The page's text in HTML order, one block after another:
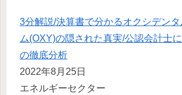
3分解説/決算書で分かるオクシデン
ム(OXY)の隠された真実/公認会計士
の徹底分析
2022年8月25日
エネルギーセクター